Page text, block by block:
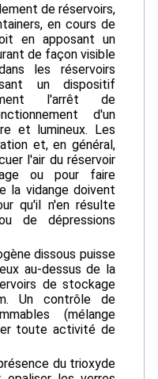
de réservoirs,
en cours de
en apposant un
de façon visible
les réservoirs
un dispositif
l'arrêt de
d'un
et lumineux. Les
et, en général,
l'air du réservoir
ou pour faire
la vidange doivent
qu'il n'en résulte
de dépressions
dissous puisse
au-dessus de la
de stockage
Un contrôle de
(mélange
toute activité de
du trioxyde